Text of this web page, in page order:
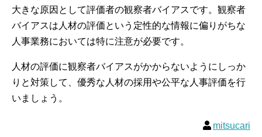
大きな原因として評価者の観察者バイアスです。観察者
バイアスは人材の評価という定性的な情報に偏りがちな
人事業務においては特に注意が必要です。
人材の評価に観察者バイアスがかからないようにしっか
りと対策して、優秀な人材の採用や公平な人事評価を行
いましょう。
mitsucari